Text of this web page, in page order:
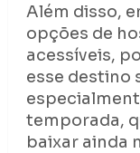
Além disso,
opções de
acessíveis,
esse destino
temporada,
baixar ainda